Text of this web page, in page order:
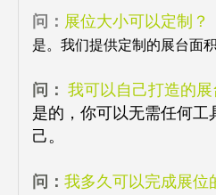
问： 展位大小可以定制？
是。我们提供定制的展台面
问： 我可以自己打造的展
是的，你可以无需任何工
己。
问： 我多久可以完成展位